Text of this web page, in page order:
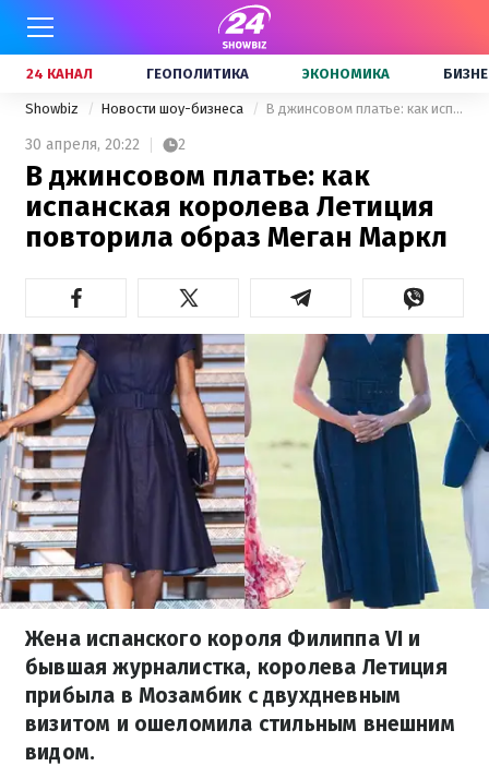
24 КАНАЛ ГЕОПОЛИТИКА ЭКОНОМИКА
Showbiz Новости шоу-бизнеса В джинсовом платье: как испанская королева Летиция повторила образ Меган Маркл
30 апреля, 20:22 2
В джинсовом платье: как
испанская королева Летиция
повторила образ Меган Маркл
Жена испанского короля Филиппа VI и
бывшая журналистка, королева Летиция
прибыла в Мозамбик с двухдневным
визитом и ошеломила стильным внешним
видом.